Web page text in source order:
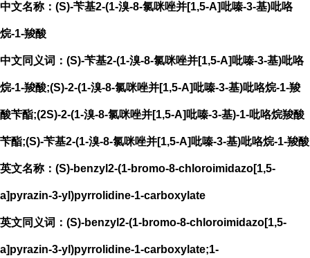
中文名称：(S)-苄基2-(1-溴-8-氯咪唑并[1,5-A]吡嗪-3-基)吡咯
烷-1-羧酸
中文同义词：(S)-苄基2-(1-溴-8-氯咪唑并[1,5-A]吡嗪-3-基)吡咯
烷-1-羧酸;(S)-2-(1-溴-8-氯咪唑并[1,5-A]吡嗪-3-基)吡咯烷-1-羧
酸苄酯;(2S)-2-(1-溴-8-氯咪唑并[1,5-A]吡嗪-3-基)-1-吡咯烷羧酸
苄酯;(S)-苄基2-(1-溴-8-氯咪唑并[1,5-A]吡嗪-3-基)吡咯烷-1-羧酸
英文名称：(S)-benzyl2-(1-bromo-8-chloroimidazo[1,5-
a]pyrazin-3-yl)pyrrolidine-1-carboxylate
英文同义词：(S)-benzyl2-(1-bromo-8-chloroimidazo[1,5-
a]pyrazin-3-yl)pyrrolidine-1-carboxylate;1-